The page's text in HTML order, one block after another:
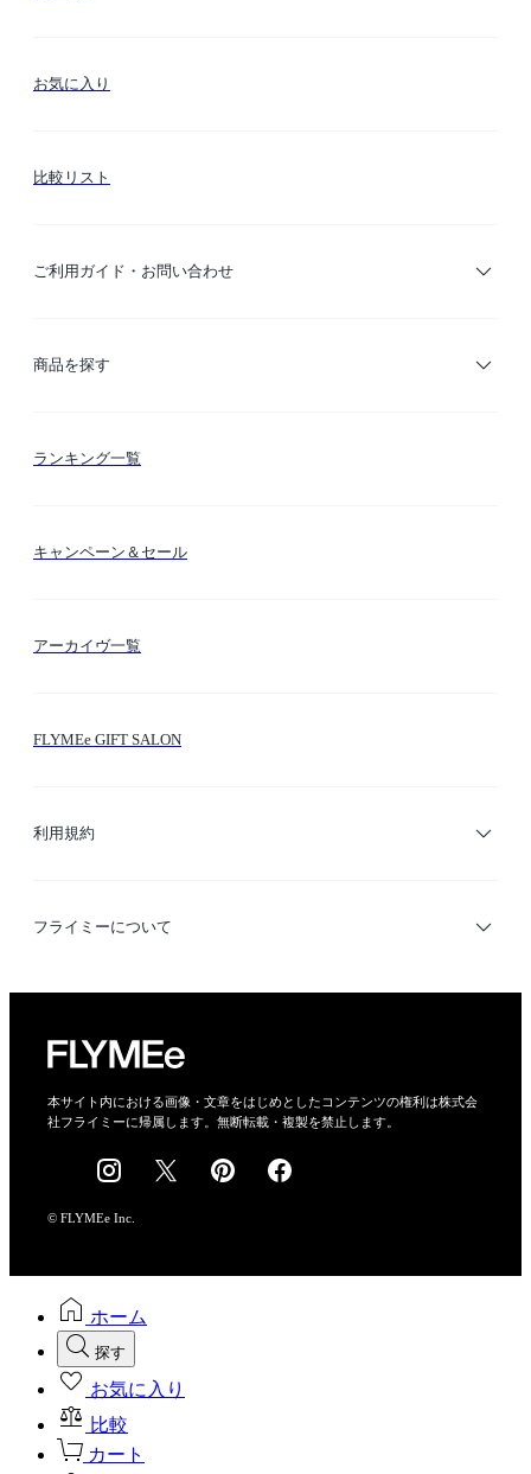
お気に入り
比較リスト
ご利用ガイド・お問い合わせ
ご利用ガイド
商品を探す
カテゴリー検索
ランキング一覧
キャンペーン＆セール
アーカイヴ一覧
FLYMEe GIFT SALON
利用規約
利用規約
フライミーについて
会社概要
採用情報
本サイト内における画像・文章をはじめとしたコンテンツの権利は株式会
社フライミーに帰属します。無断転載・複製を禁止します。
© FLYMEe Inc.
ホーム
探す
お気に入り
比較
カート